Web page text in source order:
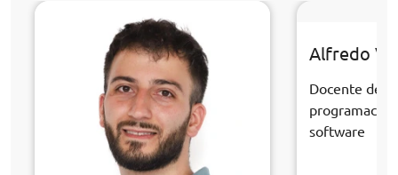
Alfredo
Docente de
software